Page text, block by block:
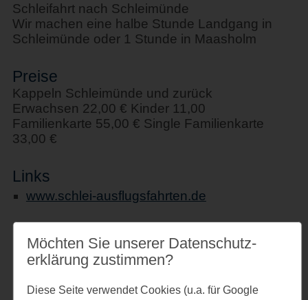
Schleifahrt nach Schleimünde
Wir machen eine halbe Stunde Landgang in
Schleimünde oder 1 Stunde in Maasholm
Preise
Kappeln Schleimünde und zurück
Erwachsen 22,00 € Kinder 11,00
Familienkarte 55,00 € Single Familienkarte
33,00 €
Links
www.schlei-ausflugsfahrten.de
Veranstaltungsort
Schiff " Stadt Kappeln"
Möchten Sie unserer Datenschutz­
erklärung zustimmen?
Diese Seite verwendet Cookies (u.a. für Google